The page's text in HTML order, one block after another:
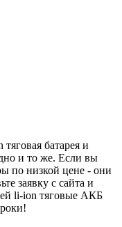
батарея и
и то же. Если вы
по низкой цене - они
заявку с сайта и
li-ion тяговые АКБ